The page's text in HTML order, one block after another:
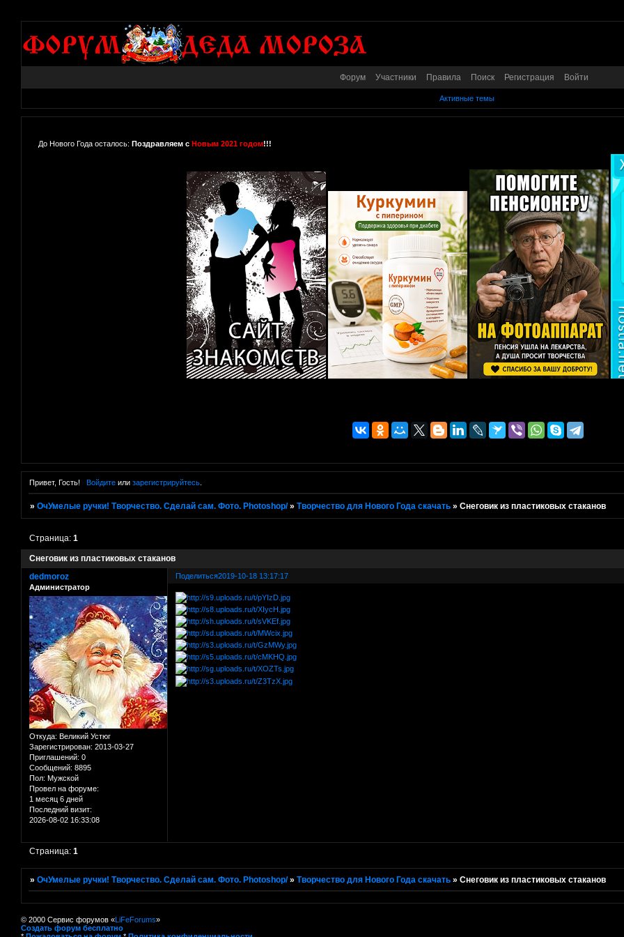
Форум Участники Правила Поиск Регистрация Войти
Активные темы
До Нового Года осталось: Поздравляем с Новым 2021 годом!!!
Привет, Гость! Войдитеили зарегистрируйтесь.
»ОчУмелые ручки! Творчество. Сделай сам. Фото. Photoshop/ »Творчество для Нового Года скачать »Снеговик из пластиковых стаканов
Снеговик из пластиковых стаканов
Страница:1
Поделиться2019-10-18 13:17:17
dedmoroz
Администратор
Откуда: Великий Устюг
Зарегистрирован: 2013-03-27
Приглашений: 0
Сообщений: 8895
Пол: Мужской
Провел на форуме:
1 месяц 6 дней
Последний визит:
2026-08-02 16:33:08
Страница:1
»ОчУмелые ручки! Творчество. Сделай сам. Фото. Photoshop/ »Творчество для Нового Года скачать »Снеговик из пластиковых стаканов
© 2000 Сервис форумов «LiFeForums»
Создать форум бесплатно